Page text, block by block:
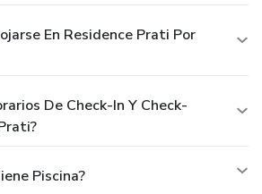
En Residence Prati Por
De Check-In Y Check-
Piscina?